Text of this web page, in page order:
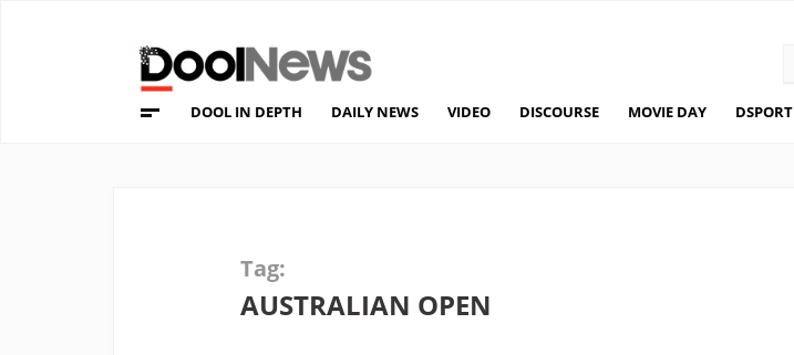
DOOL IN DEPTH DAILY NEWS VIDEO DISCOURSE MOVIE DAY DSPORT
Tag:
AUSTRALIAN OPEN